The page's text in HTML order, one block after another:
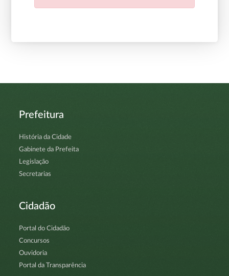
Prefeitura
História da Cidade
Gabinete da Prefeita
Legislação
Secretarias
Cidadão
Portal do Cidadão
Concursos
Ouvidoria
Portal da Transparência